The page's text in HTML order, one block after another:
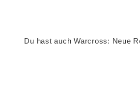
Du hast auch Warcross: Neue